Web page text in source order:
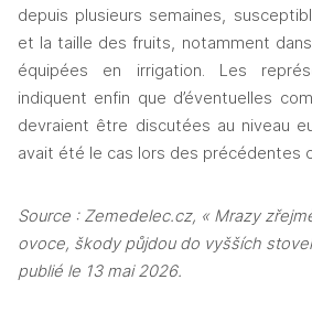
depuis plusieurs semaines,
et la taille des fruits, notamment
équipées en irrigation. Les
indiquent enfin que d’éventuelles
devraient être discutées au niveau
avait été le cas lors des précédentes
Source : Zemedelec.cz, « Mrazy
ovoce, škody půjdou do vyšších
publié le 13 mai 2026.